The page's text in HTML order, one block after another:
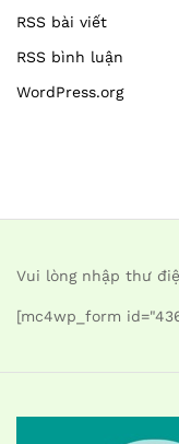
RSS bài viết
RSS bình luận
WordPress.org
Vui lòng nhập thư
[mc4wp_form